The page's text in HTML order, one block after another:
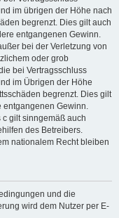
im übrigen der Höhe nach
begrenzt. Dies gilt auch
entgangenen Gewinn.
bei der Verletzung von
oder grob
bei Vertragsschluss
im Übrigen der Höhe
begrenzt. Dies gilt
Gewinn.
gilt sinngemäß auch
des Betreibers.
nationalem Recht bleiben
und die
wird dem Nutzer per E-